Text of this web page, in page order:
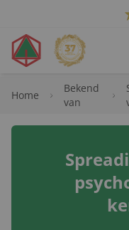
Home
Bekend
van